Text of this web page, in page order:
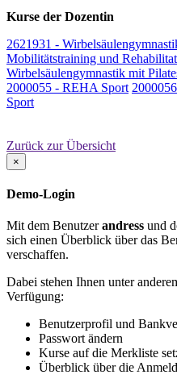
Kurse der Dozentin
2621931 -
Mobilitätstraining und
Wirbelsäulengymnastik mit
2000055 - REHA Sport
Sport
Zurück zur Übersicht
×
Demo-Login
Mit dem Benutzerandress und
sich einen Überblick über das
verschaffen.
Dabei stehen Ihnen unter
Verfügung:
Benutzerprofil und
Passwort ändern
Kurse auf die Merkliste
Überblick über die